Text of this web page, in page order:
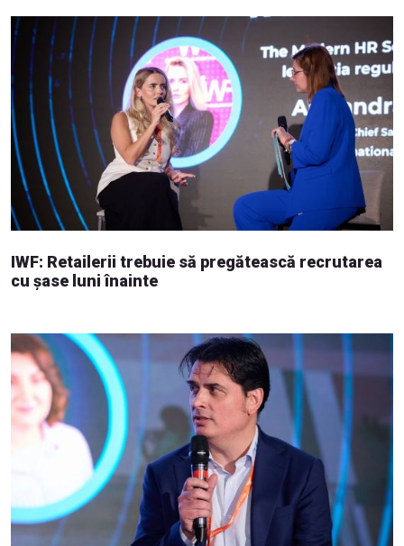
IWF: Retailerii trebuie să pregătească recrutarea
cu șase luni înainte